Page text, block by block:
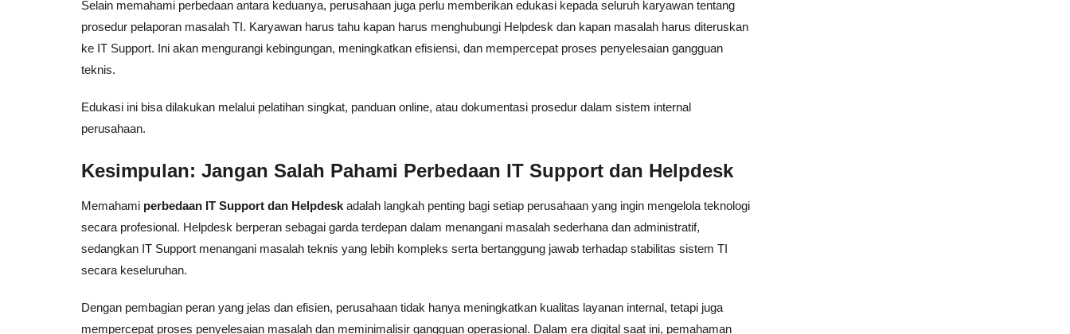
Selain memahami perbedaan antara keduanya, perusahaan juga perlu memberikan edukasi kepada seluruh karyawan tentang
prosedur pelaporan masalah TI. Karyawan harus tahu kapan harus menghubungi Helpdesk dan kapan masalah harus diteruskan
ke IT Support. Ini akan mengurangi kebingungan, meningkatkan efisiensi, dan mempercepat proses penyelesaian gangguan
teknis.
Edukasi ini bisa dilakukan melalui pelatihan singkat, panduan online, atau dokumentasi prosedur dalam sistem internal
perusahaan.
Kesimpulan: Jangan Salah Pahami Perbedaan IT Support dan Helpdesk
Memahami perbedaan IT Support dan Helpdesk adalah langkah penting bagi setiap perusahaan yang ingin mengelola teknologi
secara profesional. Helpdesk berperan sebagai garda terdepan dalam menangani masalah sederhana dan administratif,
sedangkan IT Support menangani masalah teknis yang lebih kompleks serta bertanggung jawab terhadap stabilitas sistem TI
secara keseluruhan.
Dengan pembagian peran yang jelas dan efisien, perusahaan tidak hanya meningkatkan kualitas layanan internal, tetapi juga
mempercepat proses penyelesaian masalah dan meminimalisir gangguan operasional. Dalam era digital saat ini, pemahaman